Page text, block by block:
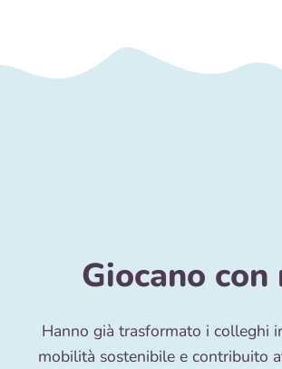
Giocano con
Hanno già trasformato i colleghi
mobilità sostenibile e contribuito